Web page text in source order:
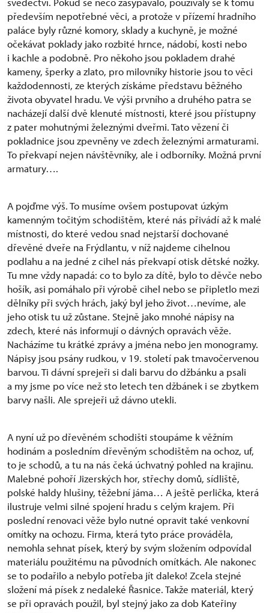
především nepotřebné věci, a protože v přízemí hradního
paláce byly různé komory, sklady a kuchyně, je možné
očekávat poklady jako rozbité hrnce, nádobí, kosti nebo
i kachle a podobně. Pro někoho jsou pokladem drahé
kameny, šperky a zlato, pro milovníky historie jsou to věci
každodennosti, ze kterých získáme představu běžného
života obyvatel hradu. Ve výši prvního a druhého patra se
nacházejí další dvě klenuté místnosti, které jsou přístupny
z pater mohutnými železnými dveřmi. Tato vězení či
pokladnice jsou zpevněny ve zdech železnými armaturami.
To překvapí nejen návštěvníky, ale i odborníky. Možná první
armatury….
A pojďme výš. To musíme ovšem postupovat úzkým
kamenným točitým schodištěm, které nás přivádí až k malé
místnosti, do které vedou snad nejstarší dochované
dřevěné dveře na Frýdlantu, v níž najdeme cihelnou
podlahu a na jedné z cihel nás překvapí otisk dětské nožky.
Tu mne vždy napadá: co to bylo za dítě, bylo to děvče nebo
hošík, asi pomáhalo při výrobě cihel nebo se připletlo mezi
dělníky při svých hrách, jaký byl jeho život…nevíme, ale
jeho otisk tu už zůstane. Stejně jako mnohé nápisy na
zdech, které nás informují o dávných opravách věže.
Nacházíme tu krátké zprávy a jména nebo jen monogramy.
Nápisy jsou psány rudkou, v 19. století pak tmavočervenou
barvou. Ti dávní sprejeři si dali barvu do džbánku a psali
a my jsme po více než sto letech ten džbánek i se zbytkem
barvy našli. Ale sprejeři už dávno utekli.
A nyní už po dřevěném schodišti stoupáme k věžním
hodinám a posledním dřevěným schodištěm na ochoz, uf,
to je schodů, a tu na nás čeká úchvatný pohled na krajinu.
Malebné pohoří Jizerských hor, střechy domů, sídliště,
polské haldy hlušiny, těžební jáma… A ještě perlička, která
ilustruje velmi silné spojení hradu s celým krajem. Při
poslední renovaci věže bylo nutné opravit také venkovní
omítky na ochozu. Firma, která tyto práce prováděla,
nemohla sehnat písek, který by svým složením odpovídal
materiálu použitému na původních omítkách. Ale nakonec
se to podařilo a nebylo potřeba jít daleko! Zcela stejné
složení má písek z nedaleké Řasnice. Takže materiál, který
se při opravách použil, byl stejný jako za dob Kateřiny